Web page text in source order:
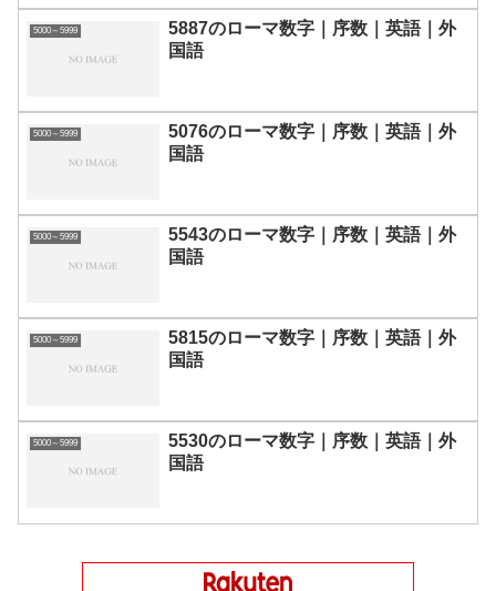
5000～5999
5887のローマ数字｜序数｜英語｜外
国語
5000～5999
5076のローマ数字｜序数｜英語｜外
国語
5000～5999
5543のローマ数字｜序数｜英語｜外
国語
5000～5999
5815のローマ数字｜序数｜英語｜外
国語
5000～5999
5530のローマ数字｜序数｜英語｜外
国語